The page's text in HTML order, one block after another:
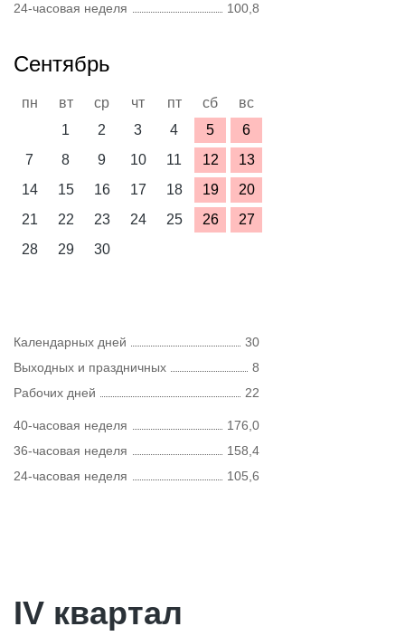
24-часовая неделя
100,8
Сентябрь
пн вт ср чт пт сб
вс
1
2 3 4 5
6
7
8 9 10 11 12
13
14
15 16 17 18 19
20
21
22 23 24 25 26
27
28
29 30
Календарных дней
30
Выходных и праздничных
8
Рабочих дней
22
40-часовая неделя
176,0
36-часовая неделя
158,4
24-часовая неделя
105,6
IV квартал